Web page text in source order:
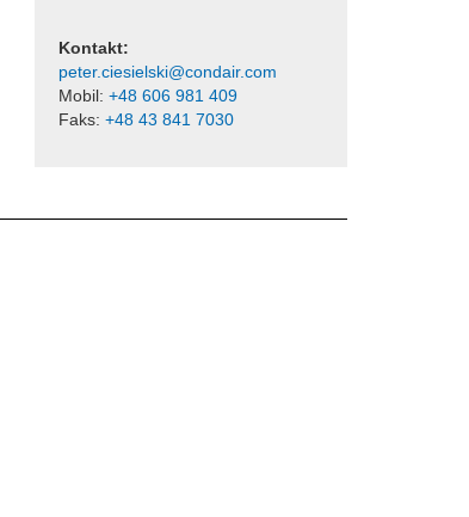
Kontakt:
peter.ciesielski@condair.com
Mobil: +48 606 981 409
Faks: +48 43 841 7030